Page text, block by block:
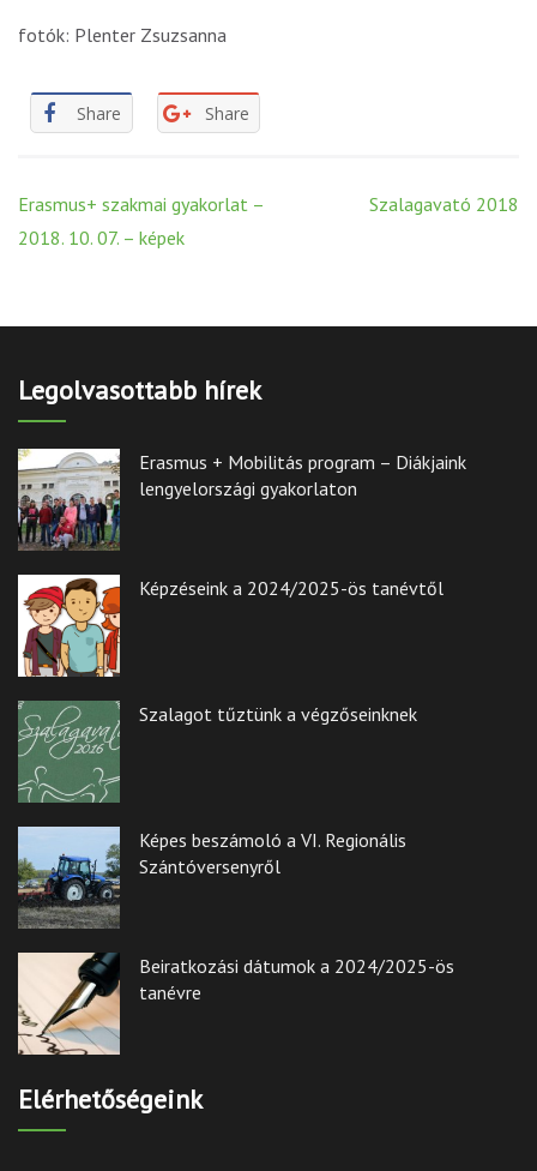
fotók: Plenter Zsuzsanna
Share Share
Post
navigation
Erasmus+ szakmai gyakorlat –
2018. 10. 07. – képek
Szalagavató 2018
Legolvasottabb hírek
Erasmus + Mobilitás program – Diákjaink
lengyelországi gyakorlaton
Képzéseink a 2024/2025-ös tanévtől
Szalagot tűztünk a végzőseinknek
Képes beszámoló a VI. Regionális
Szántóversenyről
Beiratkozási dátumok a 2024/2025-ös
tanévre
Elérhetőségeink